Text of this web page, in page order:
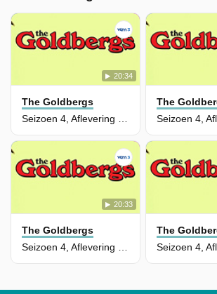
20:34
The Goldbergs
Seizoen 4, Aflevering 15 - So Swayze It's Crazy
The
20:33
The Goldbergs
The